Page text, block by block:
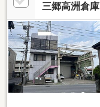
三郷高洲倉庫